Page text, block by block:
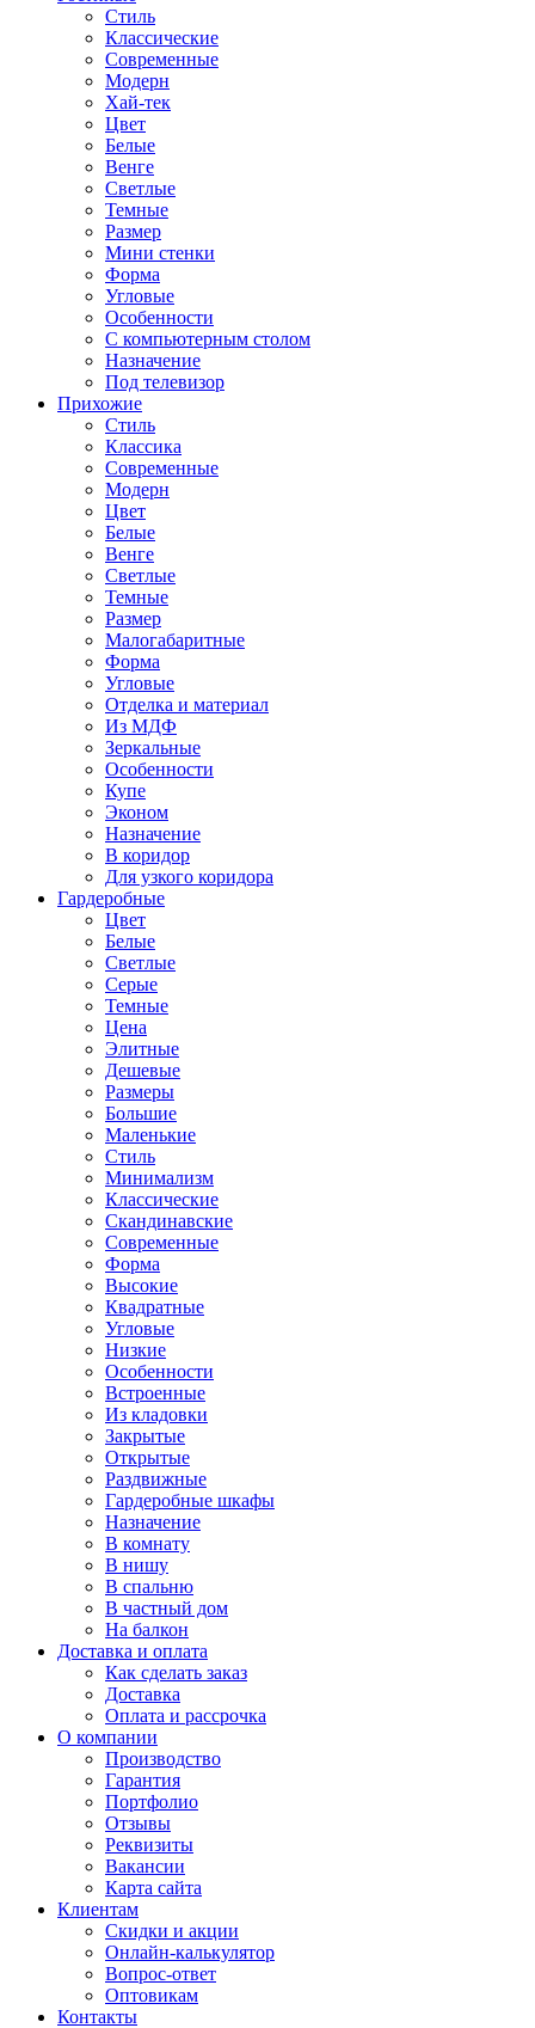
Стиль
Классические
Современные
Модерн
Хай-тек
Цвет
Белые
Венге
Светлые
Темные
Размер
Мини стенки
Форма
Угловые
Особенности
С компьютерным столом
Назначение
Под телевизор
Прихожие
Стиль
Классика
Современные
Модерн
Цвет
Белые
Венге
Светлые
Темные
Размер
Малогабаритные
Форма
Угловые
Отделка и материал
Из МДФ
Зеркальные
Особенности
Купе
Эконом
Назначение
В коридор
Для узкого коридора
Гардеробные
Цвет
Белые
Светлые
Серые
Темные
Цена
Элитные
Дешевые
Размеры
Большие
Маленькие
Стиль
Минимализм
Классические
Скандинавские
Современные
Форма
Высокие
Квадратные
Угловые
Низкие
Особенности
Встроенные
Из кладовки
Закрытые
Открытые
Раздвижные
Гардеробные шкафы
Назначение
В комнату
В нишу
В спальню
В частный дом
На балкон
Доставка и оплата
Как сделать заказ
Доставка
Оплата и рассрочка
О компании
Производство
Гарантия
Портфолио
Отзывы
Реквизиты
Вакансии
Карта сайта
Клиентам
Скидки и акции
Онлайн-калькулятор
Вопрос-ответ
Оптовикам
Контакты